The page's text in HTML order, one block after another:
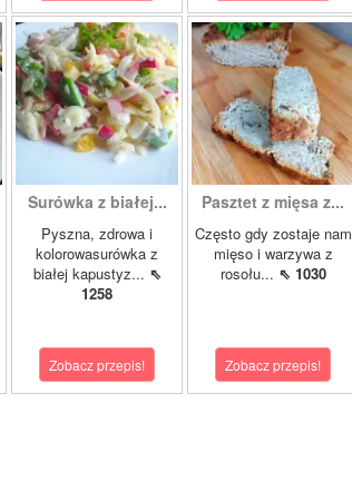
Surówka z białej...
Pyszna, zdrowa i
kolorowasurówka z
białej kapustyz... ⇖
1258
Zobacz przepis!
Pasztet z mięsa z...
Często gdy zostaje nam
mięso i warzywa z
rosołu... ⇖ 1030
Zobacz przepis!